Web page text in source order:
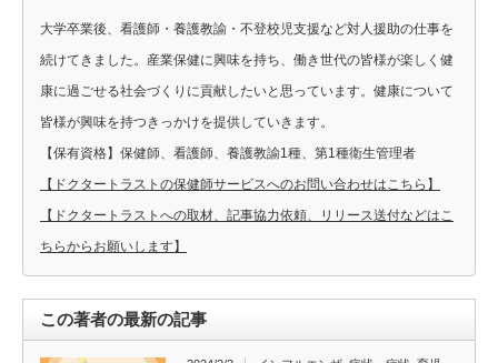
大学卒業後、看護師・養護教諭・不登校児支援など対人援助の仕事を
続けてきました。産業保健に興味を持ち、働き世代の皆様が楽しく健
康に過ごせる社会づくりに貢献したいと思っています。健康について
皆様が興味を持つきっかけを提供していきます。
【保有資格】保健師、看護師、養護教諭1種、第1種衛生管理者
【ドクタートラストの保健師サービスへのお問い合わせはこちら】
【ドクタートラストへの取材、記事協力依頼、リリース送付などはこ
ちらからお願いします】
この著者の最新の記事